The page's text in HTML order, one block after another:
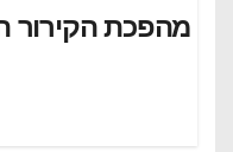
מהפכת הקירור